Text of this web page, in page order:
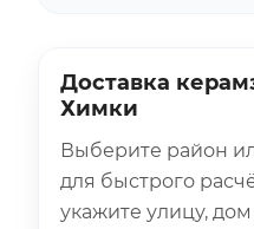
Доставка
Химки
Выберите район
для быстрого
укажите улицу,